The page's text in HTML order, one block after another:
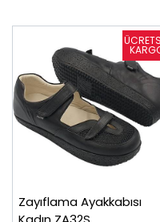
Zayıflama Ayakkabısı